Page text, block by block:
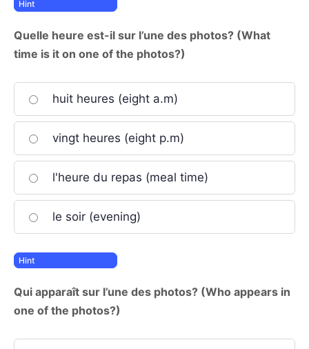
Quelle heure est-il sur l’une des photos? (What
time is it on one of the photos?)
huit heures (eight a.m)
vingt heures (eight p.m)
l'heure du repas (meal time)
le soir (evening)
Qui apparaît sur l’une des photos? (Who appears in
one of the photos?)